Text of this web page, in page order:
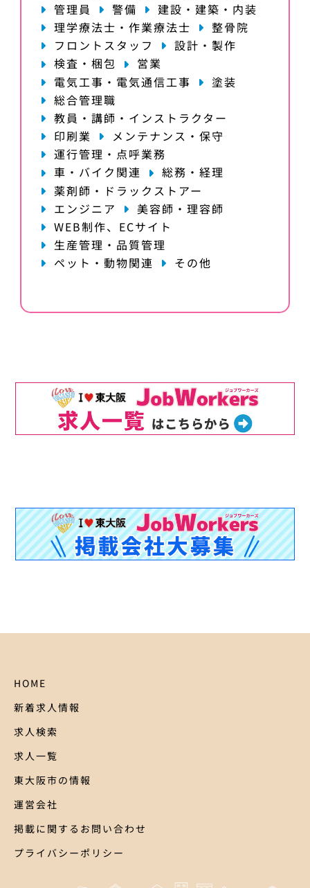
管理員
警備
建設・建築・内装
理学療法士・作業療法士
整骨院
フロントスタッフ
設計・製作
検査・梱包
営業
電気工事・電気通信工事
塗装
総合管理職
教員・講師・インストラクター
印刷業
メンテナンス・保守
運行管理・点呼業務
車・バイク関連
総務・経理
薬剤師・ドラックストアー
エンジニア
美容師・理容師
WEB制作、ECサイト
生産管理・品質管理
ペット・動物関連
その他
HOME
新着求人情報
求人検索
求人一覧
東大阪市の情報
運営会社
掲載に関するお問い合わせ
プライバシーポリシー